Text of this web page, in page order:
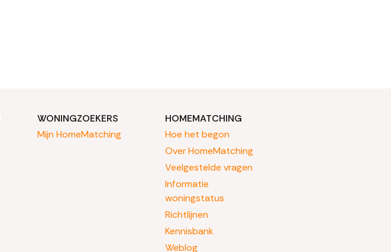
WONINGZOEKERS
Mijn HomeMatching
HOMEMATCHING
Hoe het begon
Over HomeMatching
Veelgestelde vragen
Informatie
woningstatus
Richtlijnen
Kennisbank
Weblog